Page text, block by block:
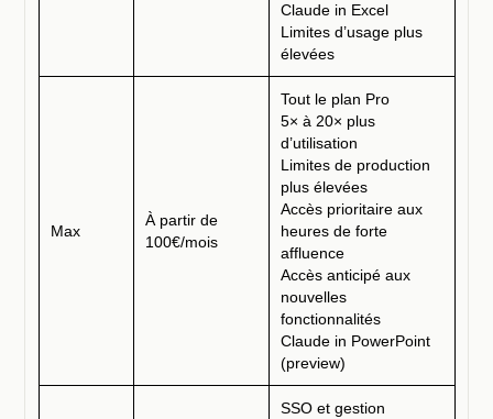
Claude in Excel
Limites d’usage plus
élevées
Max
À partir de
100€/mois
Tout le plan Pro
5× à 20× plus
d’utilisation
Limites de production
plus élevées
Accès prioritaire aux
heures de forte
affluence
Accès anticipé aux
nouvelles
fonctionnalités
Claude in PowerPoint
(preview)
SSO et gestion